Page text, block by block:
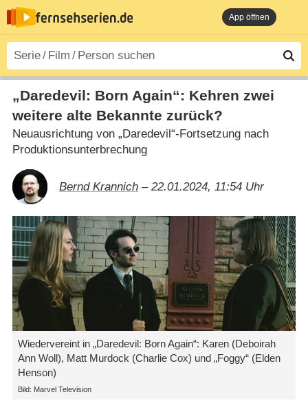
App öffnen
„Daredevil: Born Again“: Kehren zwei
weitere alte Bekannte zurück?
Neuausrichtung von „Daredevil“-Fortsetzung nach
Produktionsunterbrechung
Bernd Krannich– 22.01.2024, 11:54 Uhr
Wiedervereint in „Daredevil: Born Again“: Karen (Deboirah
Ann Woll), Matt Murdock (Charlie Cox) und „Foggy“ (Elden
Henson)
Bild: Marvel Television